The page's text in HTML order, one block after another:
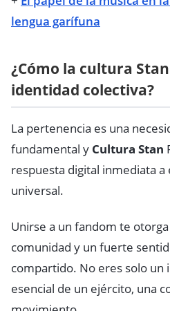
lengua garífuna
¿Cómo la cultura
identidad colectiva?
La pertenencia es una
fundamental y Cultura Stan
respuesta digital inmediata a
universal.
Unirse a un fandom te
comunidad y un fuerte
compartido. No eres solo un
esencial de un ejército, una